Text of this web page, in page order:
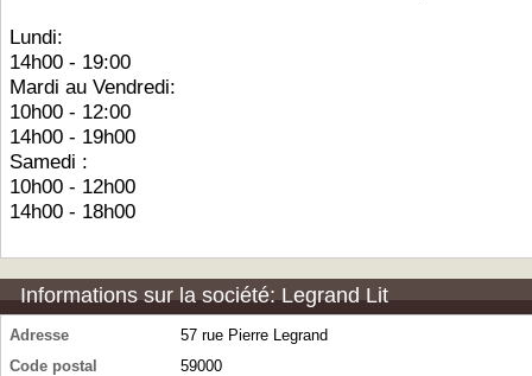
Lundi:
14h00 - 19:00
Mardi au Vendredi:
10h00 - 12:00
14h00 - 19h00
Samedi :
10h00 - 12h00
14h00 - 18h00
Informations sur la société: Legrand Lit
Adresse
57 rue Pierre Legrand
Code postal
59000